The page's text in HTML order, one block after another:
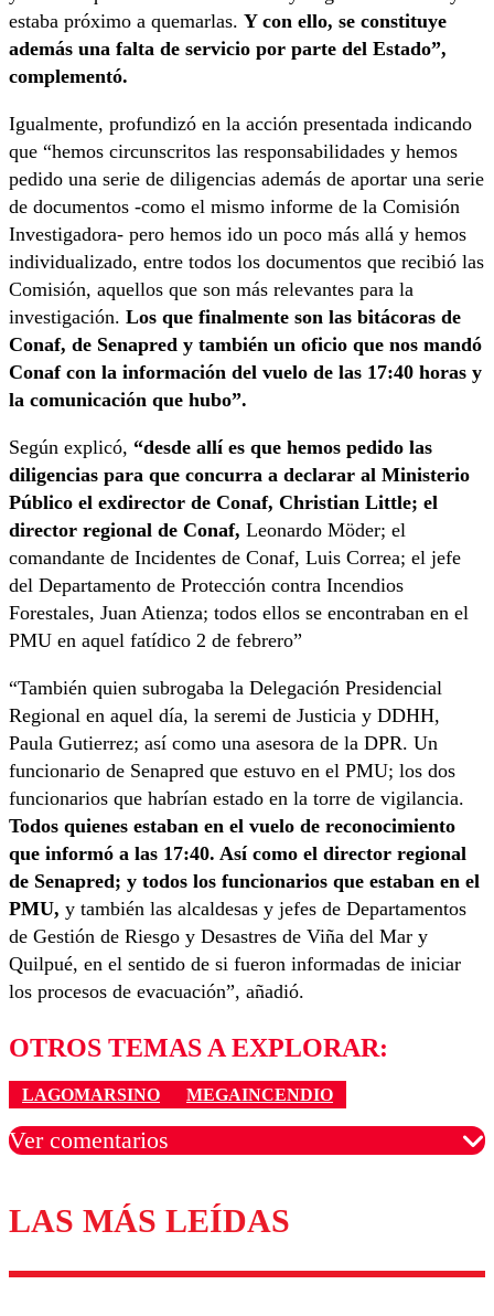
estaba próximo a quemarlas. Y con ello, se constituye
además una falta de servicio por parte del Estado”,
complementó.
Igualmente, profundizó en la acción presentada indicando
que “hemos circunscritos las responsabilidades y hemos
pedido una serie de diligencias además de aportar una serie
de documentos -como el mismo informe de la Comisión
Investigadora- pero hemos ido un poco más allá y hemos
individualizado, entre todos los documentos que recibió las
Comisión, aquellos que son más relevantes para la
investigación. Los que finalmente son las bitácoras de
Conaf, de Senapred y también un oficio que nos mandó
Conaf con la información del vuelo de las 17:40 horas y
la comunicación que hubo”.
Según explicó, “desde allí es que hemos pedido las
diligencias para que concurra a declarar al Ministerio
Público el exdirector de Conaf, Christian Little; el
director regional de Conaf, Leonardo Möder; el
comandante de Incidentes de Conaf, Luis Correa; el jefe
del Departamento de Protección contra Incendios
Forestales, Juan Atienza; todos ellos se encontraban en el
PMU en aquel fatídico 2 de febrero”
“También quien subrogaba la Delegación Presidencial
Regional en aquel día, la seremi de Justicia y DDHH,
Paula Gutierrez; así como una asesora de la DPR. Un
funcionario de Senapred que estuvo en el PMU; los dos
funcionarios que habrían estado en la torre de vigilancia.
Todos quienes estaban en el vuelo de reconocimiento
que informó a las 17:40. Así como el director regional
de Senapred; y todos los funcionarios que estaban en el
PMU, y también las alcaldesas y jefes de Departamentos
de Gestión de Riesgo y Desastres de Viña del Mar y
Quilpué, en el sentido de si fueron informadas de iniciar
los procesos de evacuación”, añadió.
OTROS TEMAS A EXPLORAR:
LAGOMARSINO MEGAINCENDIO
Ver comentarios
Los comentarios son moderados para garantizar un
diálogo respetuoso.
Nombre
LAS MÁS LEÍDAS